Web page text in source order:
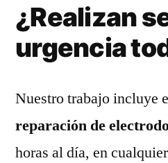
¿Realizan
urgencia
Nuestro trabajo incluye
reparación de
horas al día, en